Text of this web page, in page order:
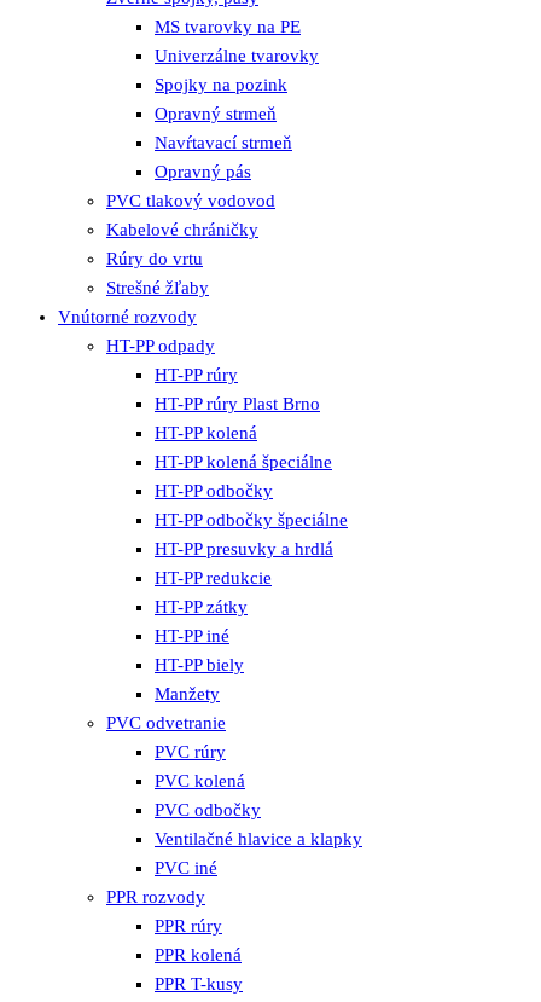
MS tvarovky na PE
Univerzálne tvarovky
Spojky na pozink
Opravný strmeň
Navŕtavací strmeň
Opravný pás
PVC tlakový vodovod
Kabelové chráničky
Rúry do vrtu
Strešné žľaby
Vnútorné rozvody
HT-PP odpady
HT-PP rúry
HT-PP rúry Plast Brno
HT-PP kolená
HT-PP kolená špeciálne
HT-PP odbočky
HT-PP odbočky špeciálne
HT-PP presuvky a hrdlá
HT-PP redukcie
HT-PP zátky
HT-PP iné
HT-PP biely
Manžety
PVC odvetranie
PVC rúry
PVC kolená
PVC odbočky
Ventilačné hlavice a klapky
PVC iné
PPR rozvody
PPR rúry
PPR kolená
PPR T-kusy